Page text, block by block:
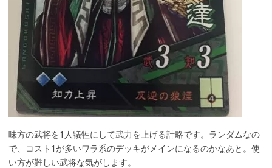
味方の武将を1人犠牲にして武力を上げる計略です。ランダムなの
で、コスト1が多いワラ系のデッキがメインになるのかなあと。使
い方が難しい武将な気がします。